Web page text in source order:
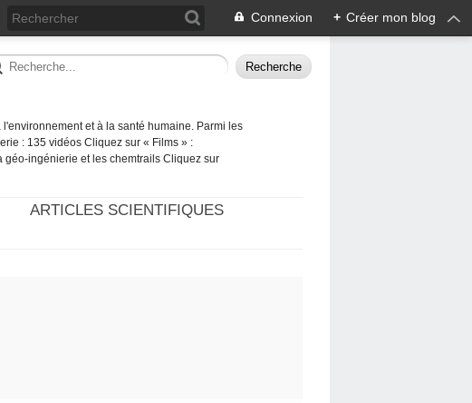
Connexion + Créer mon blog
et à la santé humaine. Parmi les
: 135 vidéos Cliquez sur « Films » :
ingénierie et les chemtrails Cliquez sur
ARTICLES SCIENTIFIQUES